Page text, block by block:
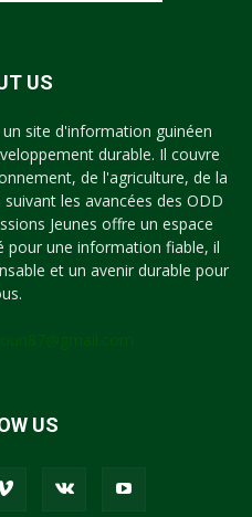
US
site d'information guinéen
durable. Il couvre
de l'agriculture, de la
les avancées des ODD
Jeunes offre un espace
pour une information fiable, il
et un avenir durable pour
US